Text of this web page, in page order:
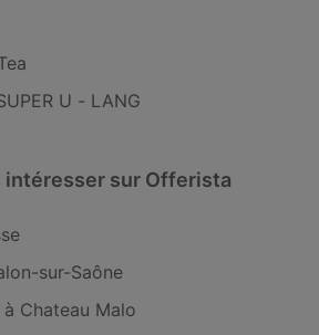
U - LANG
intéresser sur Offerista
sur-Saône
Chateau Malo